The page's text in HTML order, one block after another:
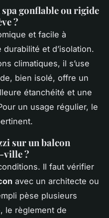
gonflable ou rigide
?
et facile à
et d’isolation.
climatiques, il s’use
bien isolé, offre un
étanchéité et une
un usage régulier, le
sur un balcon
ville ?
Il faut vérifier
avec un architecte ou
pèse plusieurs
le règlement de